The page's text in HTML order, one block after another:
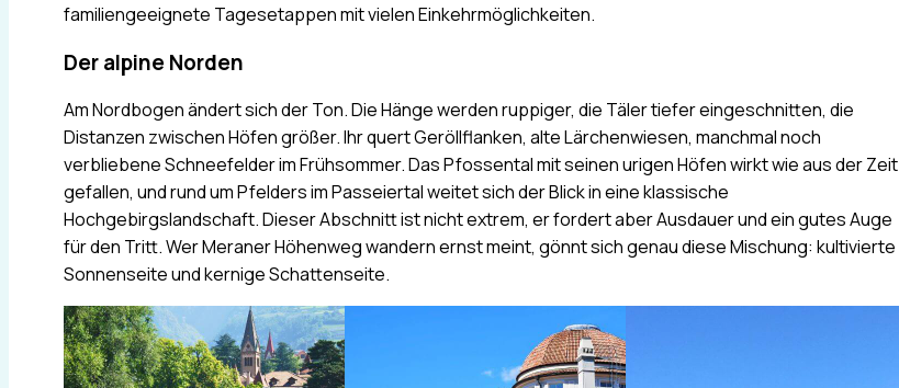
familiengeeignete Tagesetappen mit vielen Einkehrmöglichkeiten.
Der alpine Norden
Am Nordbogen ändert sich der Ton. Die Hänge werden ruppiger, die Täler tiefer eingeschnitten, die
Distanzen zwischen Höfen größer. Ihr quert Geröllflanken, alte Lärchenwiesen, manchmal noch
verbliebene Schneefelder im Frühsommer. Das Pfossental mit seinen urigen Höfen wirkt wie aus der Zeit
gefallen, und rund um Pfelders im Passeiertal weitet sich der Blick in eine klassische
Hochgebirgslandschaft. Dieser Abschnitt ist nicht extrem, er fordert aber Ausdauer und ein gutes Auge
für den Tritt. Wer Meraner Höhenweg wandern ernst meint, gönnt sich genau diese Mischung: kultivierte
Sonnenseite und kernige Schattenseite.